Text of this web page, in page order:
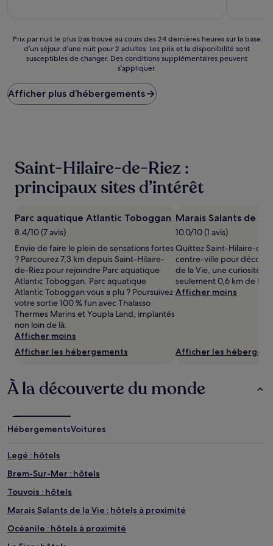
Prix
plus
bas
trouvé
heures
sur
base
séjour
nuit
pour
2 adultes.
Les
prix
disponibilité
sont
susceptibles
changer.
conditions
supplémentaires
Prix par nuit le plus bas trouvé au cours des 24 dernières heures sur la base
d’un séjour d’une nuit pour 2 adultes. Les prix et la disponibilité sont
susceptibles de changer. Des conditions supplémentaires peuvent
s’appliquer.
Afficher plus d’hébergements
Saint-Hilaire-de-Riez :
principaux sites d’intérêt
Parc aquatique Atlantic Toboggan
8.4/10 (7 avis)
Envie de faire le plein de sensations fortes
? Parcourez 7,3 km depuis Saint-Hilaire-
de-Riez pour rejoindre Parc aquatique
Atlantic Toboggan. Parc aquatique
Atlantic Toboggan vous a plu ? Poursuivez
votre sortie 100 % fun avec Thalasso
Thermes Marins et Youpla Land, implantés
non loin de là.
Afficher moins
Afficher les hébergements
Marais Salants de la
10.0/10 (1 avis)
Quittez Saint-Hilaire-de-
centre-ville pour
de la Vie, une curiosité
seulement 0,6 km de là.
Afficher moins
Afficher les
À la découverte du monde
HébergementsVoitures
Legé : hôtels
Brem-Sur-Mer : hôtels
Touvois : hôtels
Marais Salants de la Vie : hôtels à proximité
Océanile : hôtels à proximité